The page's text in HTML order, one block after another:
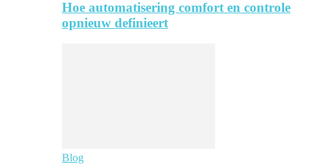
Hoe automatisering comfort en controle
opnieuw definieert
Blog